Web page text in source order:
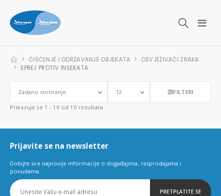
ČIŠĆENJE I ODRŽAVANJE OBJEKATA
OSVJEŽIVAČI ZRAKA
SPREJ PROTIV INSEKATA
FILTERI
Prikazuje se 1 - 10 od 10 rezultata
Prijavite se na newsletter
Dobijte sve najnovije informacije o događajima, rasprodajama i
ponudama.
PRETPLATITE SE